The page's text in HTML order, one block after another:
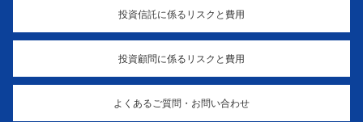
投資信託に係るリスクと費用
投資顧問に係るリスクと費用
よくあるご質問・お問い合わせ